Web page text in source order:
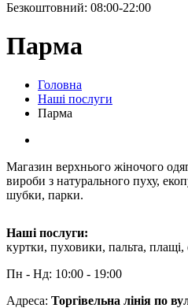
Безкоштовний: 08:00-22:00
Парма
Головна
Наші послуги
Парма
Магазин верхнього жіночого
вироби з натурального пуху,
шубки, парки.
Наші послуги:
куртки, пуховики, пальта, плащі,
Пн - Нд: 10:00 - 19:00
Адреса: Торгівельна лінія по